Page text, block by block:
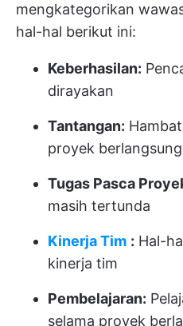
mengkategorikan
hal-hal berikut ini:
Keberhasilan:
dirayakan
Tantangan:
proyek berlangsung
Tugas Pasca
masih tertunda
Kinerja Tim : Hal-
kinerja tim
Pembelajaran:
selama proyek